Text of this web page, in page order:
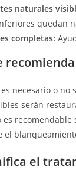
naturales
quedan
completas:
necesario o
serán
es
el
el